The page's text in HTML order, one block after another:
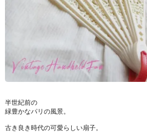
半世紀前の
緑豊かなパリの風景。
古き良き時代の可愛らしい扇子。